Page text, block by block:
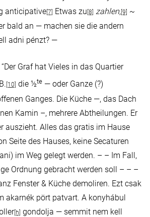
anticipative [7] Etwas zu [8] zahlen, [9]
~
bald an — machen sie die andern
adni pénzt? —
Graf hat Vieles in das Quartier
[10] die ½te — oder Ganze (?)
Ganges. Die Küche —, das Dach
Kamin –, mehrere Abtheilungen. Er
auszieht. Alles das gratis im Hause
Seite des Hauses, keine Secaturen
im Weg gelegt werden. – – Im Fall,
Ordnung gebracht werden soll – – –
Fenster & Küche demoliren. Ezt csak
akarnék pört patvart. A konyhábul
[h] gondolja — semmit nem kell